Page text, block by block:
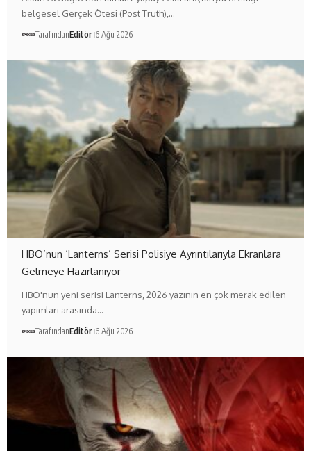
belgesel Gerçek Ötesi (Post Truth),…
TarafındanEditör 6 Ağu 2026
HBO’nun ‘Lanterns’ Serisi Polisiye Ayrıntılarıyla Ekranlara
Gelmeye Hazırlanıyor
HBO'nun yeni serisi Lanterns, 2026 yazının en çok merak edilen
yapımları arasında…
TarafındanEditör 6 Ağu 2026